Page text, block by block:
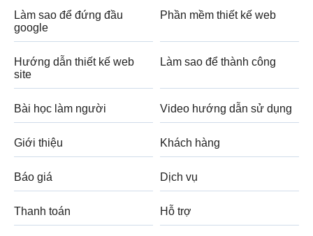
Làm sao để đứng đầu
google
Phần mềm thiết kế web
Hướng dẫn thiết kế web
site
Làm sao để thành công
Bài học làm người Video hướng dẫn sử dụng
Giới thiệu Khách hàng
Báo giá Dịch vụ
Thanh toán Hỗ trợ